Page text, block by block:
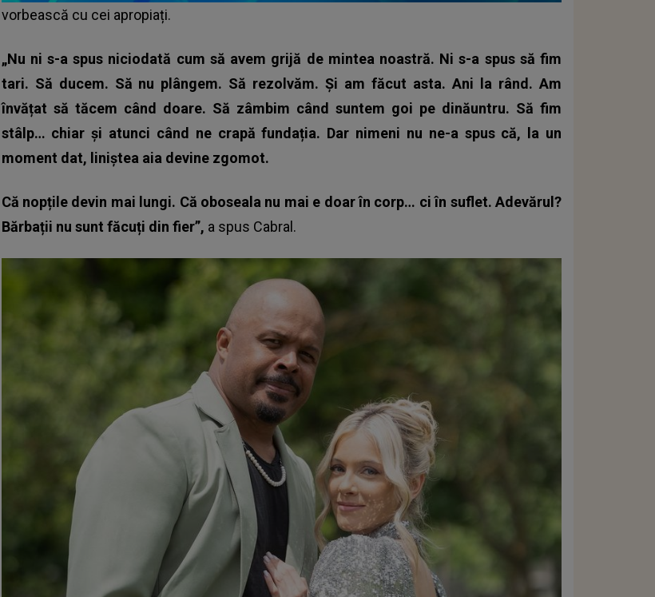
vorbească cu cei apropiați.
„Nu ni s-a spus niciodată cum să avem grijă de mintea noastră. Ni s-a spus să fim
tari. Să ducem. Să nu plângem. Să rezolvăm. Și am făcut asta. Ani la rând. Am
învățat să tăcem când doare. Să zâmbim când suntem goi pe dinăuntru. Să fim
stâlp… chiar și atunci când ne crapă fundația. Dar nimeni nu ne-a spus că, la un
moment dat, liniștea aia devine zgomot.
Că nopțile devin mai lungi. Că oboseala nu mai e doar în corp… ci în suflet. Adevărul?
Bărbații nu sunt făcuți din fier”, a spus Cabral.